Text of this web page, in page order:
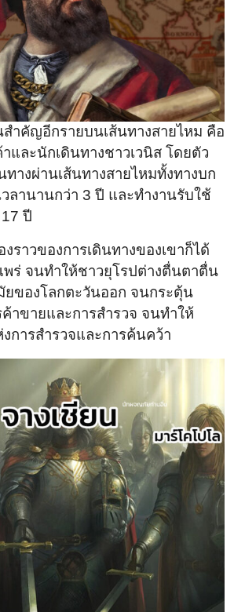
ำคัญอีกรายบนเส้นทางสายไหม คือ
และนักเดินทางชาวเวนิส โดยตัว
ทางผ่านเส้นทางสายไหมทั้งทางบก
วลานานกว่า 3 ปี และทำงานรับใช้
ปี
งราวของการเดินทางของเขาก็ได้
พร่ จนทำให้ชาวยุโรปต่างตื่นตาตื่น
ของโลกตะวันออก จนกระตุ้น
าขายและการสำรวจ จนทำให้
การสำรวจและการค้นคว้า